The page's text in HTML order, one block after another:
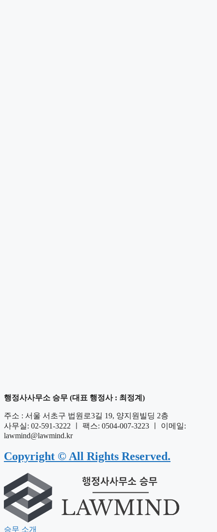
행정사사무소 승무 (대표 행정사 : 최정계)
주소 : 서울 서초구 법원로3길 19, 양지원빌딩 2층
사무실: 02-591-3222 ㅣ 팩스: 0504-007-3223 ㅣ 이메일:
lawmind@lawmind.kr
Copyright © All Rights Reserved.
승무 소개